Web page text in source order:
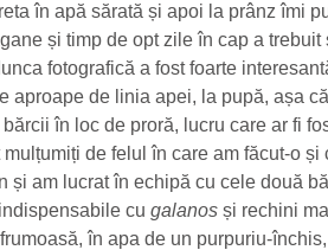
în apă sărată și apoi la prânz îmi
și timp de opt zile în cap a trebuit
fotografică a fost foarte
aproape de linia apei, la pupă, așa
în loc de proră, lucru care ar fi
de felul în care am făcut-o și
și am lucrat în echipă cu cele două
cu galanos și rechini
în apa de un purpuriu-